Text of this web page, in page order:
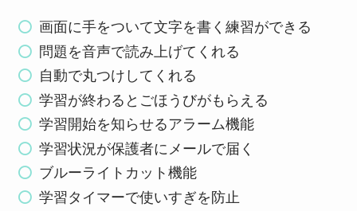
画面に手をついて文字を書く練習ができる
問題を音声で読み上げてくれる
自動で丸つけしてくれる
学習が終わるとごほうびがもらえる
学習開始を知らせるアラーム機能
学習状況が保護者にメールで届く
ブルーライトカット機能
学習タイマーで使いすぎを防止